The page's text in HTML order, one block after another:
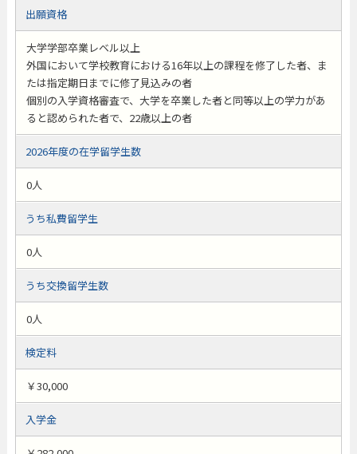
出願資格
大学学部卒業レベル以上
外国において学校教育における16年以上の課程を修了した者、ま
たは指定期日までに修了見込みの者
個別の入学資格審査で、大学を卒業した者と同等以上の学力があ
ると認められた者で、22歳以上の者
2026年度の在学留学生数
0人
うち私費留学生
0人
うち交換留学生数
0人
検定料
￥30,000
入学金